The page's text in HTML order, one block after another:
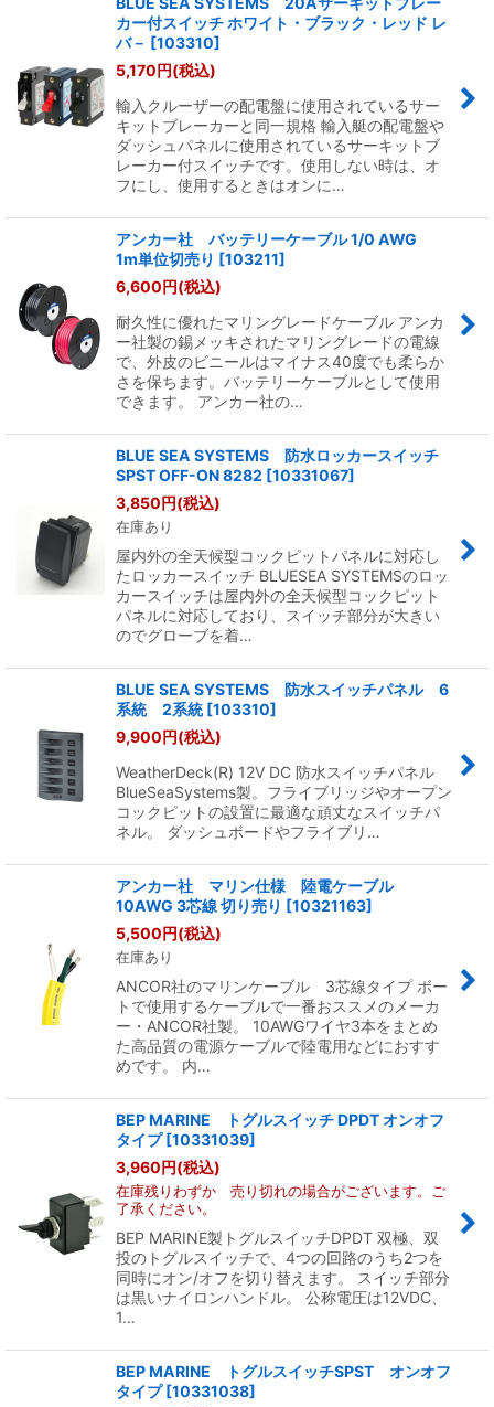
カー付スイッチ ホワイト・ブラック・レッド レ
バ－ [103310]
5,170円(税込)
輸入クルーザーの配電盤に使用されているサー
キットブレーカーと同一規格 輸入艇の配電盤や
ダッシュパネルに使用されているサーキットブ
レーカー付スイッチです。使用しない時は、オ
フにし、使用するときはオンに…
アンカー社 バッテリーケーブル 1/0 AWG
1m単位切売り [103211]
6,600円(税込)
耐久性に優れたマリングレードケーブル アンカ
ー社製の錫メッキされたマリングレードの電線
で、外皮のビニールはマイナス40度でも柔らか
さを保ちます。バッテリーケーブルとして使用
できます。 アンカー社の…
BLUE SEA SYSTEMS 防水ロッカースイッチ
SPST OFF-ON 8282 [10331067]
3,850円(税込)
在庫あり
屋内外の全天候型コックピットパネルに対応し
たロッカースイッチ BLUESEA SYSTEMSのロッ
カースイッチは屋内外の全天候型コックピット
パネルに対応しており、スイッチ部分が大きい
のでグローブを着…
BLUE SEA SYSTEMS 防水スイッチパネル 6
系統 2系統 [103310]
9,900円(税込)
WeatherDeck(R) 12V DC 防水スイッチパネル
BlueSeaSystems製。フライブリッジやオープン
コックピットの設置に最適な頑丈なスイッチパ
ネル。 ダッシュボードやフライブリ…
アンカー社 マリン仕様 陸電ケーブル
10AWG 3芯線 切り売り [10321163]
5,500円(税込)
在庫あり
ANCOR社のマリンケーブル 3芯線タイプ ボー
トで使用するケーブルで一番おススメのメーカ
ー・ANCOR社製。 10AWGワイヤ3本をまとめ
た高品質の電源ケーブルで陸電用などにおすす
めです。 内…
BEP MARINE トグルスイッチ DPDT オンオフ
タイプ [10331039]
3,960円(税込)
在庫残りわずか 売り切れの場合がございます。ご
了承ください。
BEP MARINE製トグルスイッチDPDT 双極、双
投のトグルスイッチで、4つの回路のうち2つを
同時にオン/オフを切り替えます。 スイッチ部分
は黒いナイロンハンドル。 公称電圧は12VDC、
1…
BEP MARINE トグルスイッチSPST オンオフ
タイプ [10331038]